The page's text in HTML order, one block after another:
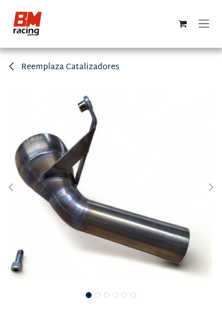
Reemplaza Catalizadores